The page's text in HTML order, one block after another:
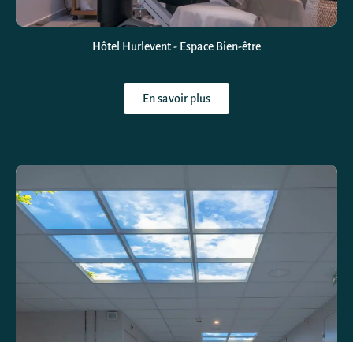
Hôtel Hurlevent - Espace Bien-être
En savoir plus